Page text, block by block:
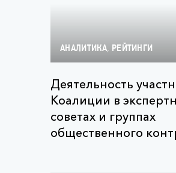
АНАЛИТИКА, РЕЙТИНГИ
Деятельность
Коалиции в
советах и группах
общественного